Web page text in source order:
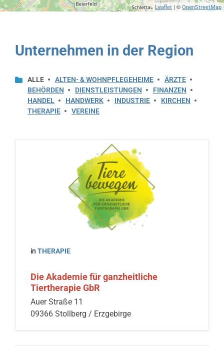
Leaflet| © OpenStreetMap
Unternehmen in der Region
ALLE ALTEN- & WOHNPFLEGEHEIME
ÄRZTE
BEHÖRDEN
DIENSTLEISTUNGEN
FINANZEN
HANDEL
HANDWERK INDUSTRIE
KIRCHEN
THERAPIE
VEREINE
in THERAPIE
Die Akademie für ganzheitliche
Tiertherapie GbR
Auer Straße 11
09366 Stollberg / Erzgebirge